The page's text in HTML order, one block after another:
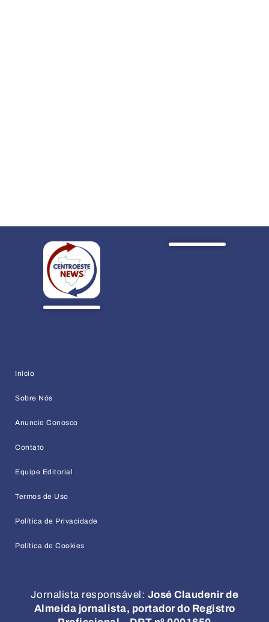
Início
Sobre Nós
Anuncie Conosco
Contato
Equipe Editorial
Termos de Uso
Política de Privacidade
Política de Cookies
Jornalista responsável: José Claudenir de
Almeida jornalista, portador do Registro